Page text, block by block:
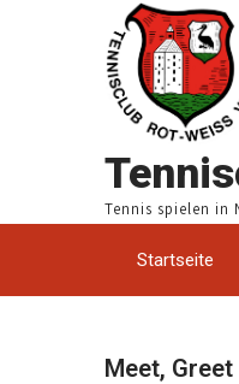
Tennis spielen in
Startseite
Meet, Greet